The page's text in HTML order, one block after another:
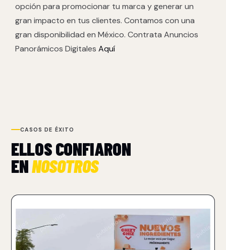
opción para promocionar tu marca y generar un
gran impacto en tus clientes. Contamos con una
gran disponibilidad en México. Contrata Anuncios
Panorámicos Digitales Aquí
CASOS DE ÉXITO
ELLOS CONFIARON
ENNOSOTROS